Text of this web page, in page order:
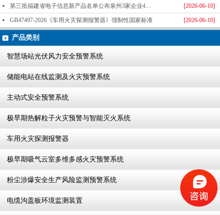
[2026-06-10]
第三批福建省电子信息新产品名单公布泉州3家企业4款产品成功入选-泉州天龙科技
[2026-06-10]
GB47497-2026《车用火灾探测报警器》强制性国家标准
产品类别
智慧场站光伏风力安全预警系统
储能电站在线监测及火灾预警系统
主动式安全预警系统
极早期热解粒子火灾预警与智能灭火系统
车用火灾探测报警器
极早期吸气云室多维多感火灾预警系统
粉尘涉爆安全生产风险监测预警系统
电缆沟盖板环境监测装置